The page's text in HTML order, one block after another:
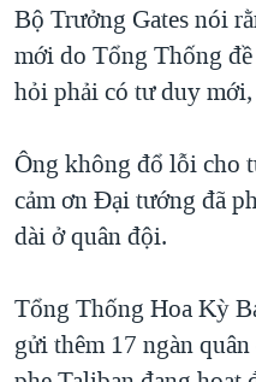
CÁC GIÁ TRỊ CỘNG HÒA
THƯỢNG ĐỈNH TRUMP-
TRỊNH VĨNH BÌNH VS.
NGƯ DÂN VIỆT VÀ LÀN
BÊN KIA QUỐC LỘ:
QUAN HỆ VIỆT MỸ
Bộ Trưởng Gates nói
mới do Tổng Thống
hỏi phải có tư duy
Ông không đổ lỗi cho
cảm ơn Ðại tướng đã
dài ở quân đội.
Tổng Thống Hoa Kỳ
gửi thêm 17 ngàn